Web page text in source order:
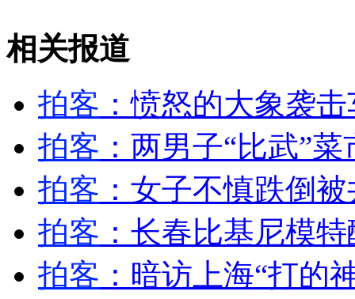
首个银行业消费者保护规定发布
山西运城恶犬咬伤多人 警民合力深夜将其击毙
女孩北京地铁殴打老人 痛下狠手拳打脚踢
无痛分娩是否安全 医生回应
外交部：反对强权政治霸凌主义
相关报道
拍客 ：愤怒的大象袭
拍客 ：两男子“比武”
拍客 ：女子不慎跌倒
拍客 ：长春比基尼模
拍客 ：暗访上海“打的